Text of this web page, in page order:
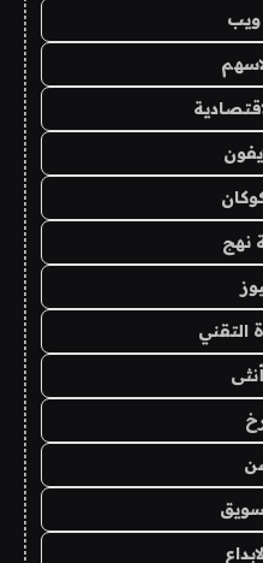
نهج
التقني